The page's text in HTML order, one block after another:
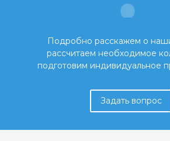
Подробно расскажем о
рассчитаем необходимое
подготовим индивидуальное
Задать вопрос